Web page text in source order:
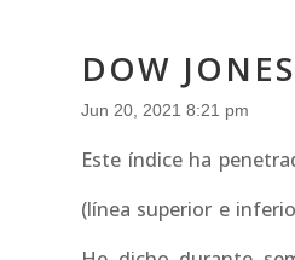
DOW
Jun 20, 2021 8:21 pm
Este índice ha
(línea superior e